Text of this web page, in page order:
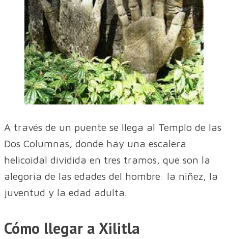
A través de un puente se llega al Templo de las
Dos Columnas, donde hay una escalera
helicoidal dividida en tres tramos, que son la
alegoría de las edades del hombre: la niñez, la
juventud y la edad adulta.
Cómo llegar a Xilitla